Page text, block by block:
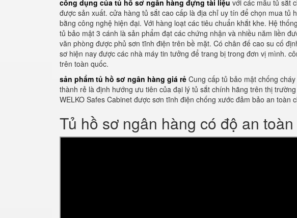
công dụng của tủ hồ sơ ngân hàng đựng tài liệu với các mẫu tủ sắt
được sản xuất. cửa hàng tủ sắt cao cấp là địa chỉ uy tín để chọn mua tủ
bằng công nghệ hiện đại. Với hàng loạt các tiêu chuẩn khắt khe. Hệ
tủ bảo mật 3 cánh là sản phẩm đạt các chứng nhận và nhiều năm liền
văn phòng được phủ sơn tĩnh điện trên bề mặt. Có chân đế cao su cố
sơ hiện nay được các nhà máy tin tưởng để trang bị trong đơn vị mình.
trên toàn quốc.
sản phẩm tủ hồ sơ ngân hàng giá rẻ Cung cấp tủ bảo mật chống
thành rẻ là định hướng ưu tiên của đại lý tủ sắt chính hãng trên thị
WELKO Safes Cabinet được sơn tĩnh điện chống xước đảm bảo an toàn
Tủ hồ sơ ngân hàng có độ an